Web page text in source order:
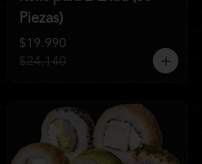
Piezas)
$19.990
$24.140